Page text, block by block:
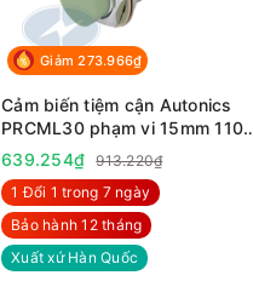
Giảm 273.966₫
Cảm biến tiệm cận Autonics
PRCML30 phạm vi 15mm 110-
220VAC
639.254₫
913.220₫
1 Đổi 1 trong 7 ngày
Bảo hành 12 tháng
Xuất xứ Hàn Quốc